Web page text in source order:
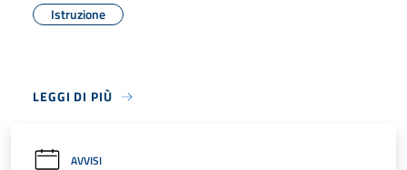
Istruzione
LEGGI DI PIÙ
AVVISI